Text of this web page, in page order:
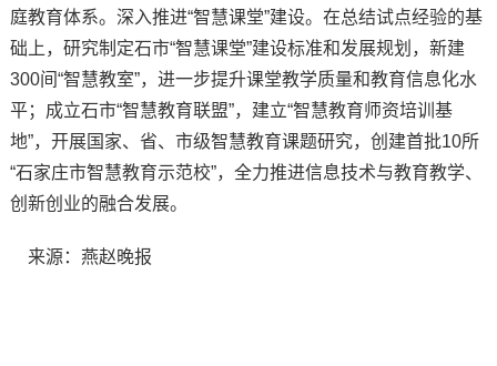
庭教育体系。深入推进“智慧课堂”建设。在总结试点经验的基
础上，研究制定石市“智慧课堂”建设标准和发展规划，新建
300间“智慧教室”，进一步提升课堂教学质量和教育信息化水
平；成立石市“智慧教育联盟”，建立“智慧教育师资培训基
地”，开展国家、省、市级智慧教育课题研究，创建首批10所
“石家庄市智慧教育示范校”，全力推进信息技术与教育教学、
创新创业的融合发展。
来源：燕赵晚报